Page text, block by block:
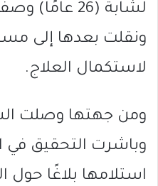
لشابة (26
ونقلت بعدها إلى
لاستكمال العلاج.
ومن جهتها وصلت
وباشرت التحقيق في
استلامها بلاغًا حول